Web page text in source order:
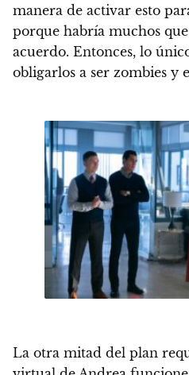
manera de activar esto
porque habría muchos
acuerdo. Entonces, lo
obligarlos a ser zombies y
La otra mitad del plan